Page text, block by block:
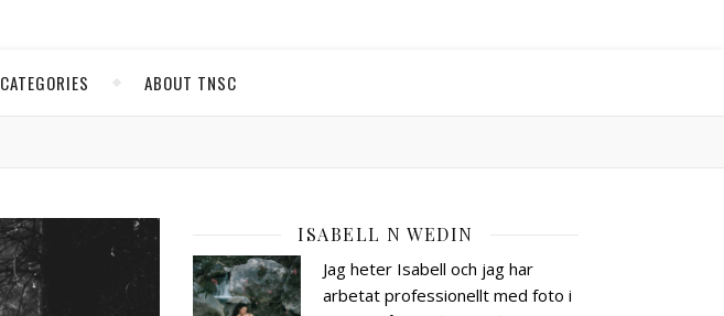
CATEGORIES ABOUT TNSC
ISABELL N WEDIN
Jag heter Isabell och jag har
arbetat professionellt med foto i